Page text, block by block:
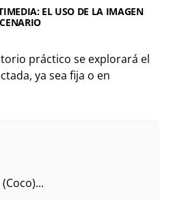
EL USO DE LA IMAGEN
práctico se explorará el
ya sea fija o en